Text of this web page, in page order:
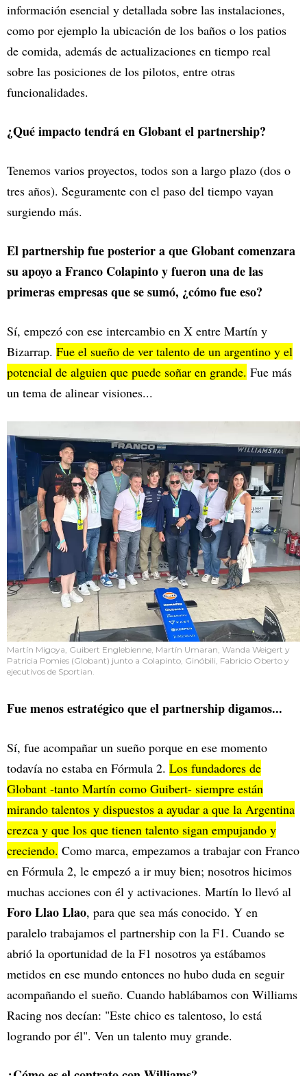
información esencial y detallada sobre las instalaciones,
como por ejemplo la ubicación de los baños o los patios
de comida, además de actualizaciones en tiempo real
sobre las posiciones de los pilotos, entre otras
funcionalidades.
¿Qué impacto tendrá en Globant el partnership?
Tenemos varios proyectos, todos son a largo plazo (dos o
tres años). Seguramente con el paso del tiempo vayan
surgiendo más.
El partnership fue posterior a que Globant comenzara
su apoyo a Franco Colapinto y fueron una de las
primeras empresas que se sumó, ¿cómo fue eso?
Sí, empezó con ese intercambio en X entre Martín y
Bizarrap. Fue el sueño de ver talento de un argentino y el
potencial de alguien que puede soñar en grande. Fue más
un tema de alinear visiones...
Martín Migoya, Guibert Englebienne, Martín Umaran, Wanda Weigert y
Patricia Pomies (Globant) junto a Colapinto, Ginóbili, Fabricio Oberto y
ejecutivos de Sportian.
Fue menos estratégico que el partnership digamos...
Sí, fue acompañar un sueño porque en ese momento
todavía no estaba en Fórmula 2. Los fundadores de
Globant -tanto Martín como Guibert- siempre están
mirando talentos y dispuestos a ayudar a que la Argentina
crezca y que los que tienen talento sigan empujando y
creciendo. Como marca, empezamos a trabajar con Franco
en Fórmula 2, le empezó a ir muy bien; nosotros hicimos
muchas acciones con él y activaciones. Martín lo llevó al
Foro Llao Llao, para que sea más conocido. Y en
paralelo trabajamos el partnership con la F1. Cuando se
abrió la oportunidad de la F1 nosotros ya estábamos
metidos en ese mundo entonces no hubo duda en seguir
acompañando el sueño. Cuando hablábamos con Williams
Racing nos decían: "Este chico es talentoso, lo está
logrando por él". Ven un talento muy grande.